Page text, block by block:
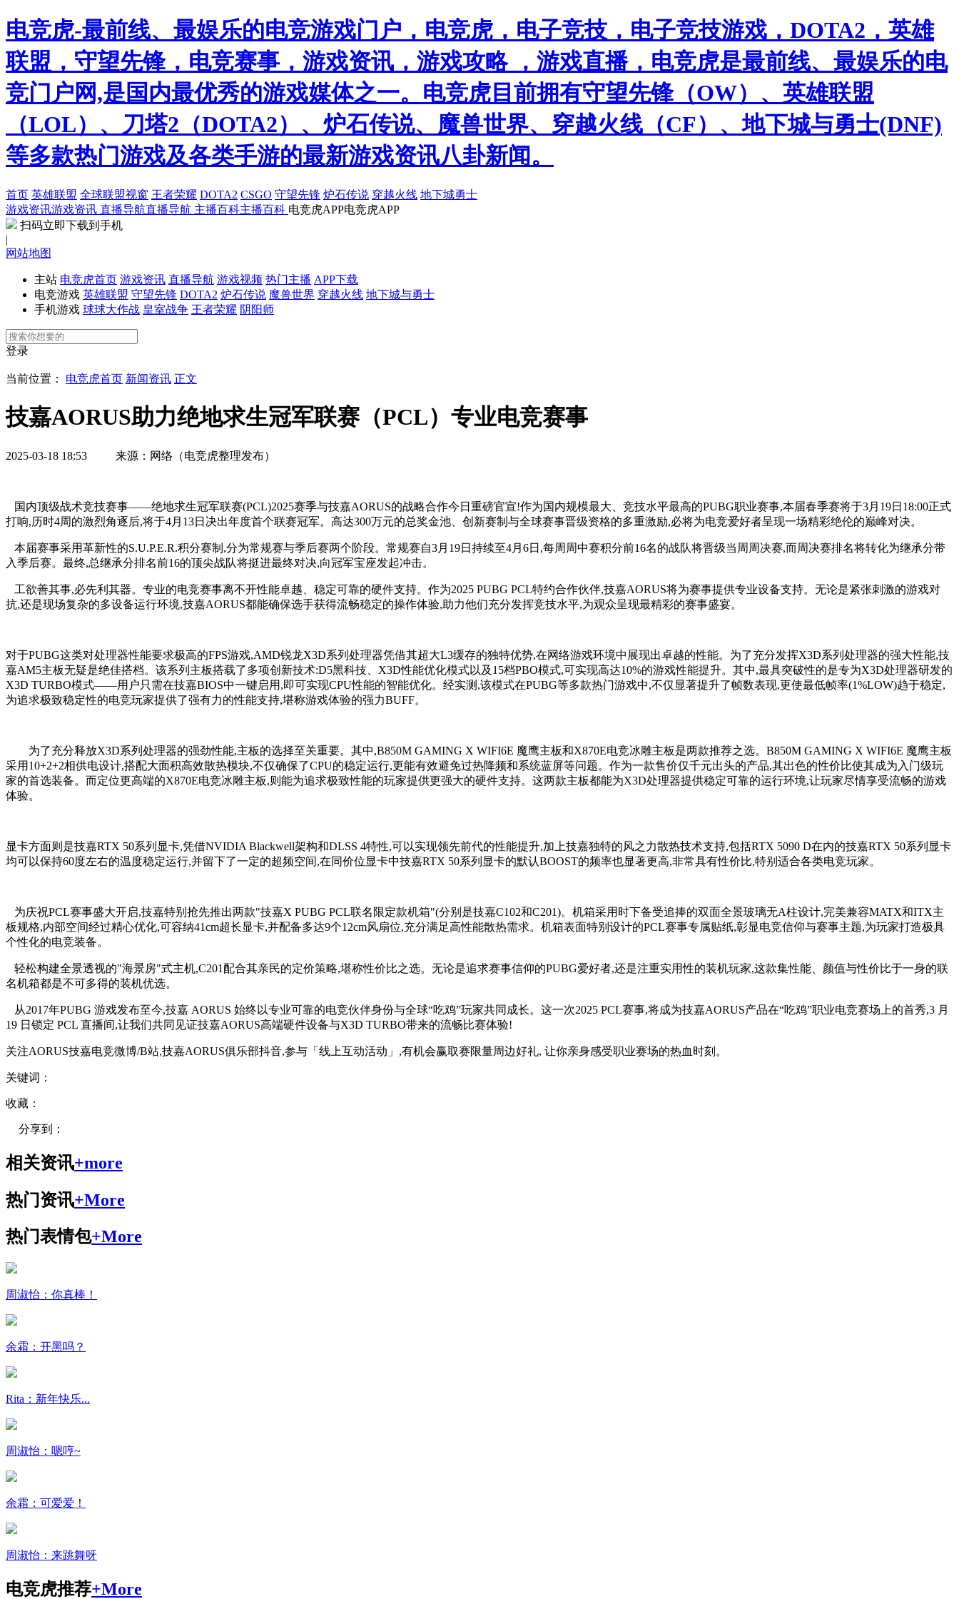
电竞虎-最前线、最娱乐的电竞游戏门户，电竞虎，电子竞技，电子竞技游戏，DOTA2，英雄
联盟，守望先锋，电竞赛事，游戏资讯，游戏攻略 ，游戏直播，电竞虎是最前线、最娱乐的电
竞门户网,是国内最优秀的游戏媒体之一。电竞虎目前拥有守望先锋（OW）、英雄联盟
（LOL）、刀塔2（DOTA2）、炉石传说、魔兽世界、穿越火线（CF）、地下城与勇士(DNF)
等多款热门游戏及各类手游的最新游戏资讯八卦新闻。
首页 英雄联盟 全球联盟视窗 王者荣耀 DOTA2 CSGO 守望先锋 炉石传说 穿越火线 地下城勇士
游戏资讯游戏资讯 直播导航直播导航 主播百科主播百科 电竞虎APP电竞虎APP
扫码立即下载到手机
|
网站地图
主站 电竞虎首页 游戏资讯 直播导航 游戏视频 热门主播 APP下载
电竞游戏 英雄联盟 守望先锋 DOTA2 炉石传说 魔兽世界 穿越火线 地下城与勇士
手机游戏 球球大作战 皇室战争 王者荣耀 阴阳师
登录
当前位置： 电竞虎首页 新闻资讯 正文
技嘉AORUS助力绝地求生冠军联赛（PCL）专业电竞赛事
2025-03-18 18:53 来源：网络（电竞虎整理发布）
国内顶级战术竞技赛事——绝地求生冠军联赛(PCL)2025赛季与技嘉AORUS的战略合作今日重磅官宣!作为国内规模最大、竞技水平最高的PUBG职业赛事,本届春季赛将于3月19日18:00正式
打响,历时4周的激烈角逐后,将于4月13日决出年度首个联赛冠军。高达300万元的总奖金池、创新赛制与全球赛事晋级资格的多重激励,必将为电竞爱好者呈现一场精彩绝伦的巅峰对决。
本届赛事采用革新性的S.U.P.E.R.积分赛制,分为常规赛与季后赛两个阶段。常规赛自3月19日持续至4月6日,每周周中赛积分前16名的战队将晋级当周周决赛,而周决赛排名将转化为继承分带
入季后赛。最终,总继承分排名前16的顶尖战队将挺进最终对决,向冠军宝座发起冲击。
工欲善其事,必先利其器。专业的电竞赛事离不开性能卓越、稳定可靠的硬件支持。作为2025 PUBG PCL特约合作伙伴,技嘉AORUS将为赛事提供专业设备支持。无论是紧张刺激的游戏对
抗,还是现场复杂的多设备运行环境,技嘉AORUS都能确保选手获得流畅稳定的操作体验,助力他们充分发挥竞技水平,为观众呈现最精彩的赛事盛宴。
对于PUBG这类对处理器性能要求极高的FPS游戏,AMD锐龙X3D系列处理器凭借其超大L3缓存的独特优势,在网络游戏环境中展现出卓越的性能。为了充分发挥X3D系列处理器的强大性能,技
嘉AM5主板无疑是绝佳搭档。该系列主板搭载了多项创新技术:D5黑科技、X3D性能优化模式以及15档PBO模式,可实现高达10%的游戏性能提升。其中,最具突破性的是专为X3D处理器研发的
X3D TURBO模式——用户只需在技嘉BIOS中一键启用,即可实现CPU性能的智能优化。经实测,该模式在PUBG等多款热门游戏中,不仅显著提升了帧数表现,更使最低帧率(1%LOW)趋于稳定,
为追求极致稳定性的电竞玩家提供了强有力的性能支持,堪称游戏体验的强力BUFF。
为了充分释放X3D系列处理器的强劲性能,主板的选择至关重要。其中,B850M GAMING X WIFI6E 魔鹰主板和X870E电竞冰雕主板是两款推荐之选。B850M GAMING X WIFI6E 魔鹰主板
采用10+2+2相供电设计,搭配大面积高效散热模块,不仅确保了CPU的稳定运行,更能有效避免过热降频和系统蓝屏等问题。作为一款售价仅千元出头的产品,其出色的性价比使其成为入门级玩
家的首选装备。而定位更高端的X870E电竞冰雕主板,则能为追求极致性能的玩家提供更强大的硬件支持。这两款主板都能为X3D处理器提供稳定可靠的运行环境,让玩家尽情享受流畅的游戏
体验。
显卡方面则是技嘉RTX 50系列显卡,凭借NVIDIA Blackwell架构和DLSS 4特性,可以实现领先前代的性能提升,加上技嘉独特的风之力散热技术支持,包括RTX 5090 D在内的技嘉RTX 50系列显卡
均可以保持60度左右的温度稳定运行,并留下了一定的超频空间,在同价位显卡中技嘉RTX 50系列显卡的默认BOOST的频率也显著更高,非常具有性价比,特别适合各类电竞玩家。
为庆祝PCL赛事盛大开启,技嘉特别抢先推出两款"技嘉X PUBG PCL联名限定款机箱"(分别是技嘉C102和C201)。机箱采用时下备受追捧的双面全景玻璃无A柱设计,完美兼容MATX和ITX主
板规格,内部空间经过精心优化,可容纳41cm超长显卡,并配备多达9个12cm风扇位,充分满足高性能散热需求。机箱表面特别设计的PCL赛事专属贴纸,彰显电竞信仰与赛事主题,为玩家打造极具
个性化的电竞装备。
轻松构建全景透视的"海景房"式主机,C201配合其亲民的定价策略,堪称性价比之选。无论是追求赛事信仰的PUBG爱好者,还是注重实用性的装机玩家,这款集性能、颜值与性价比于一身的联
名机箱都是不可多得的装机优选。
从2017年PUBG 游戏发布至今,技嘉 AORUS 始终以专业可靠的电竞伙伴身份与全球“吃鸡”玩家共同成长。这一次2025 PCL赛事,将成为技嘉AORUS产品在“吃鸡”职业电竞赛场上的首秀,3 月
19 日锁定 PCL 直播间,让我们共同见证技嘉AORUS高端硬件设备与X3D TURBO带来的流畅比赛体验!
关注AORUS技嘉电竞微博/B站,技嘉AORUS俱乐部抖音,参与「线上互动活动」,有机会赢取赛限量周边好礼, 让你亲身感受职业赛场的热血时刻。
关键词：
收藏：
分享到：
相关资讯+more
热门资讯+More
热门表情包+More
周淑怡：你真棒！
余霜：开黑吗？
Rita：新年快乐...
周淑怡：嗯哼~
余霜：可爱爱！
周淑怡：来跳舞呀
电竞虎推荐+More